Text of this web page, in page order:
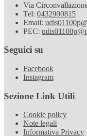
Via
Tel: 0432900815
Email:
PEC:
Seguici su
Facebook
Instagram
Sezione Link Utili
Cookie policy
Note legali
Informativa Privacy